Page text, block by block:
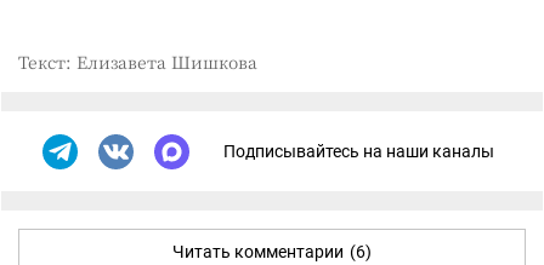
Текст: Елизавета Шишкова
Подписывайтесь на наши каналы
Читать комментарии (6)